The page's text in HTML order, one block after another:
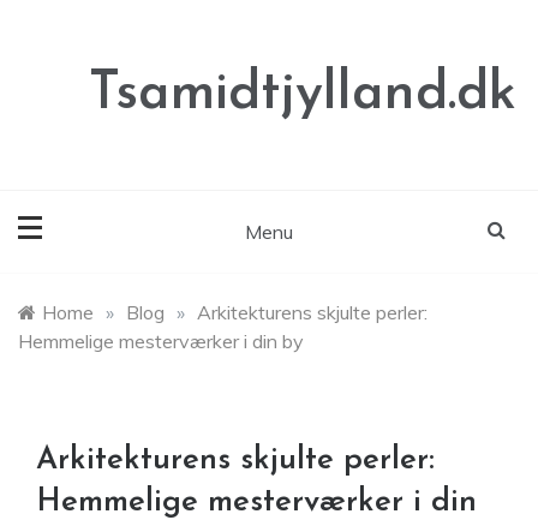
Tsamidtjylland.dk
Menu
Home » Blog » Arkitekturens skjulte perler:
Hemmelige mesterværker i din by
Arkitekturens skjulte perler:
Hemmelige mesterværker i din